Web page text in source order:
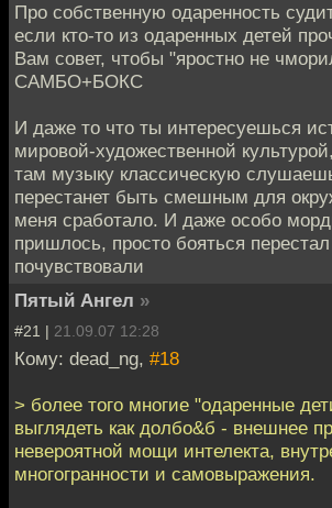
Про собственную одаренность
если кто-то из одаренных детей
Вам совет, чтобы "яростно не
САМБО+БОКС
И даже то что ты интересуешься
мировой-художественной
там музыку классическую
перестанет быть смешным для
меня сработало. И даже особо
пришлось, просто бояться
почувствовали
Пятый Ангел »
#21 | 21.09.07 12:28
Кому: dead_ng, #18
> более того многие "одаренные
выглядеть как долбо&б - внешнее
невероятной мощи интелекта,
многогранности и самовыражения.